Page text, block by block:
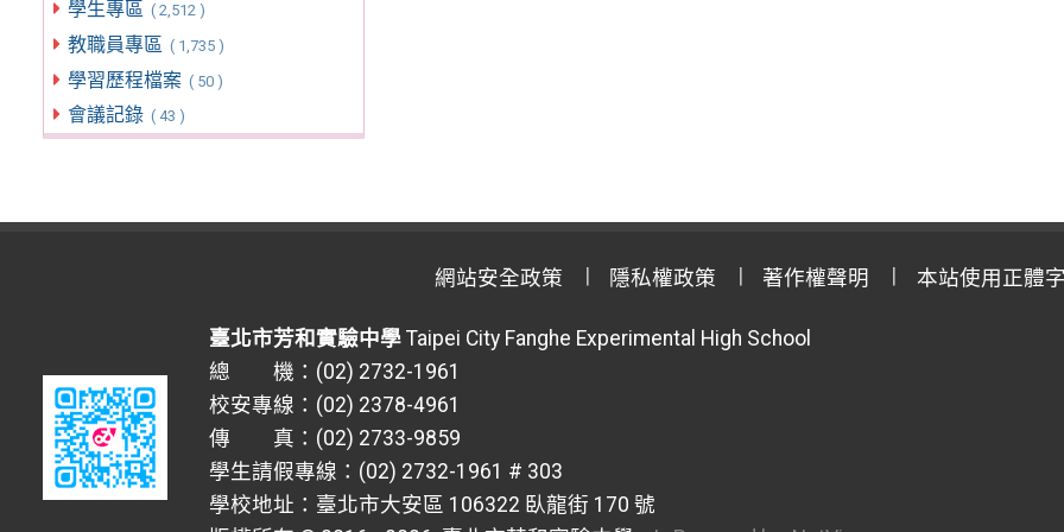
學生專區 ( 2,512 )
教職員專區 ( 1,735 )
學習歷程檔案 ( 50 )
會議記錄 ( 43 )
網站安全政策 隱私權政策 著作權聲明 本站使用正體
臺北市芳和實驗中學 Taipei City Fanghe Experimental High School
總 機：(02) 2732-1961
校安專線：(02) 2378-4961
傳 真：(02) 2733-9859
學生請假專線：(02) 2732-1961 # 303
學校地址：臺北市大安區 106322 臥龍街 170 號